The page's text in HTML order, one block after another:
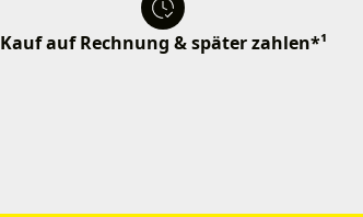
Kauf auf Rechnung & später zahlen*¹